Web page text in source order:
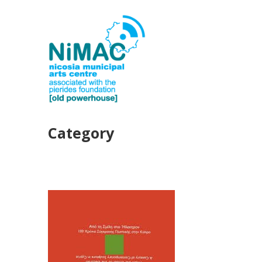
Category